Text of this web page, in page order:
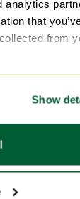
analytics
that
from
Show
in huis